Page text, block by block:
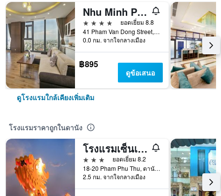
Nhu Minh Plaza Danang
4 ดาว
ยอดเยี่ยม 8.8
41 Pham Van Dong Street, Son Tra, ดานัง, เวียดนาม
0.0 กม. จากใจกลางเมือง
฿895
ดูข้อเสนอ
ดูโรงแรมใกล้เคียงเพิ่มเติม
โรงแรมราคาถูกในดานัง
โรงแรมเซ็นเตอร์
3 ดาว
ยอดเยี่ยม 8.2
18-20 Pham Phu Thu, ดานัง, เวียดนาม
2.5 กม. จากใจกลางเมือง